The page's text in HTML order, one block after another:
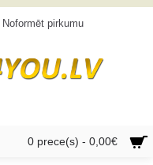
Noformēt pirkumu
0 prece(s) - 0,00€